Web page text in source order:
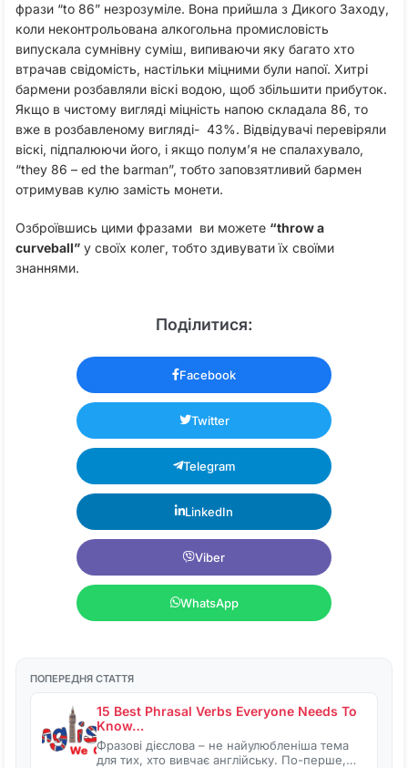
фрази “to 86” незрозуміле. Вона прийшла з Дикого Заходу,
коли неконтрольована алкогольна промисловість
випускала сумнівну суміш, випиваючи яку багато хто
втрачав свідомість, настільки міцними були напої. Хитрі
бармени розбавляли віскі водою, щоб збільшити прибуток.
Якщо в чистому вигляді міцність напою складала 86, то
вже в розбавленому вигляді- 43%. Відвідувачі перевіряли
віскі, підпалюючи його, і якщо полум’я не спалахувало,
“they 86 – ed the barman”, тобто заповзятливий бармен
отримував кулю замість монети.
Озброївшись цими фразами ви можете “throw a
curveball” у своїх колег, тобто здивувати їх своїми
знаннями.
Поділитися:
Facebook
Twitter
Telegram
LinkedIn
Viber
WhatsApp
ПОПЕРЕДНЯ СТАТТЯ
15 Best Phrasal Verbs Everyone Needs To
Know…
Фразові дієслова – не найулюбленіша тема
для тих, хто вивчає англійську. По-перше,…